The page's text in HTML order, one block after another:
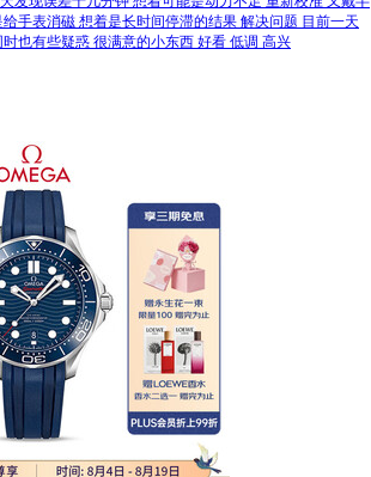
手表消磁 想着是长时间停滞的结果 解决问题 目前一天
也有些疑惑 很满意的小东西 好看 低调 高兴